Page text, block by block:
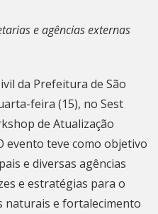
e agências externas
da Prefeitura de São
feira (15), no Sest
de Atualização
evento teve como objetivo
e diversas agências
e estratégias para o
naturais e fortalecimento